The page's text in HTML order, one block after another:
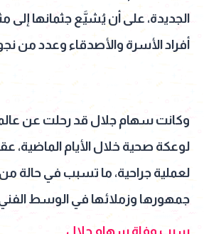
الجديدة، على أن يُشيَّع جثمانها إلى
أفراد الأسرة والأصدقاء وعدد من
وكانت سهام جلال قد رحلت عن
لوعكة صحية خلال الأيام
لعملية جراحية، ما تسبب في حالة
جمهورها وزملائها في الوسط
سبب وفاة سهام جلال